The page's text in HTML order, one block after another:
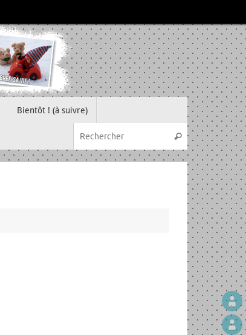
Bientôt ! (à suivre)
Recherche
Rechercher